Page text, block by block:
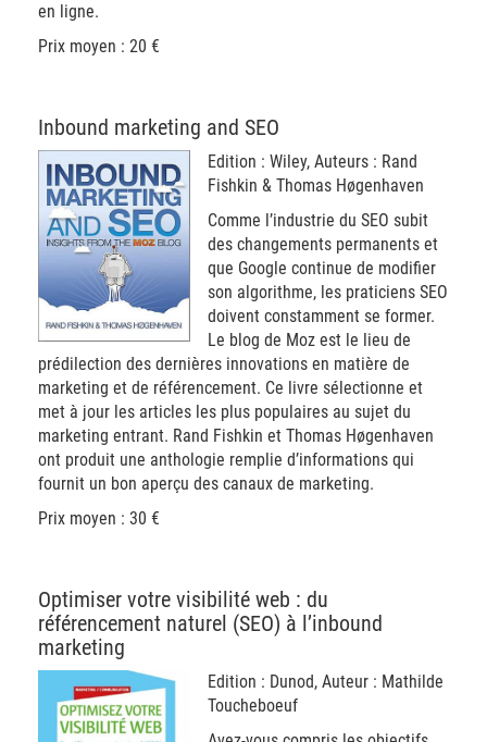
en ligne.
Prix moyen : 20 €
Inbound marketing and SEO
Edition : Wiley, Auteurs : Rand
Fishkin & Thomas Høgenhaven
Comme l’industrie du SEO subit
des changements permanents et
que Google continue de modifier
son algorithme, les praticiens SEO
doivent constamment se former.
Le blog de Moz est le lieu de
prédilection des dernières innovations en matière de
marketing et de référencement. Ce livre sélectionne et
met à jour les articles les plus populaires au sujet du
marketing entrant. Rand Fishkin et Thomas Høgenhaven
ont produit une anthologie remplie d’informations qui
fournit un bon aperçu des canaux de marketing.
Prix moyen : 30 €
Optimiser votre visibilité web : du
référencement naturel (SEO) à l’inbound
marketing
Edition : Dunod, Auteur : Mathilde
Toucheboeuf